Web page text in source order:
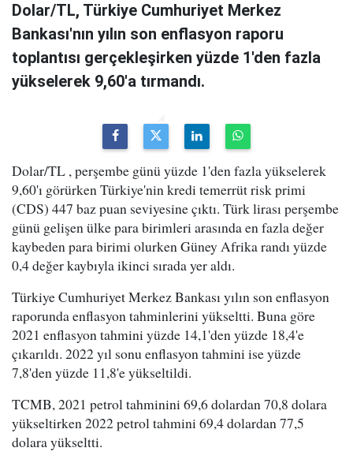
Dolar/TL, Türkiye Cumhuriyet Merkez
Bankası'nın yılın son enflasyon raporu
toplantısı gerçekleşirken yüzde 1'den fazla
yükselerek 9,60'a tırmandı.
Dolar/TL , perşembe günü yüzde 1'den fazla yükselerek
9,60'ı görürken Türkiye'nin kredi temerrüt risk primi
(CDS) 447 baz puan seviyesine çıktı. Türk lirası perşembe
günü gelişen ülke para birimleri arasında en fazla değer
kaybeden para birimi olurken Güney Afrika randı yüzde
0,4 değer kaybıyla ikinci sırada yer aldı.
Türkiye Cumhuriyet Merkez Bankası yılın son enflasyon
raporunda enflasyon tahminlerini yükseltti. Buna göre
2021 enflasyon tahmini yüzde 14,1'den yüzde 18,4'e
çıkarıldı. 2022 yıl sonu enflasyon tahmini ise yüzde
7,8'den yüzde 11,8'e yükseltildi.
TCMB, 2021 petrol tahminini 69,6 dolardan 70,8 dolara
yükseltirken 2022 petrol tahmini 69,4 dolardan 77,5
dolara yükseltti.